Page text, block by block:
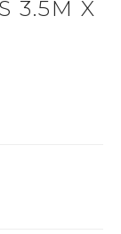
3.5M X